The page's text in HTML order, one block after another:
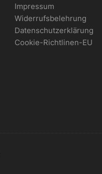
Impressum
Widerrufsbelehrung
Datenschutzerklärung
Cookie-Richtlinen-EU